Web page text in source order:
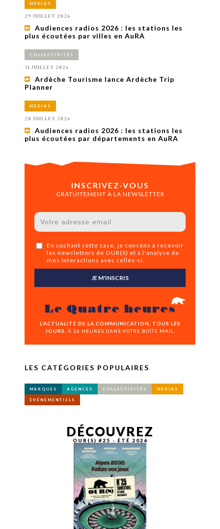
MÉDIAS
29 JUILLET 2026
Audiences radios 2026 : les stations les
plus écoutées par villes en AuRA
COLLECTIVITÉS
31 JUILLET 2026
Ardèche Tourisme lance Ardèche Trip
Planner
MÉDIAS
28 JUILLET 2026
Audiences radios 2026 : les stations les
plus écoutées par départements en AuRA
INSCRIVEZ-VOUS
GRATUITEMENT À LA NEWSLETTER
En cochant cette case, je consens à recevoir
les newsletters de OUR(S) et à l'analyse de
mes interactions avec celles-ci.
JE M'INSCRIS
Le Quatre heures
L’ACTUALITÉ DE LA COMMUNICATION, TOUS LES
JOURS,
À 16 HEURES DANS VOTRE BOÎTE MAIL.
LES CATÉGORIES POPULAIRES
MARQUES AGENCES COLLECTIVITÉS MÉDIAS
ÉVÉNEMENTIELS
DÉCOUVREZ
OUR(S) #25 - ÉTÉ 2026